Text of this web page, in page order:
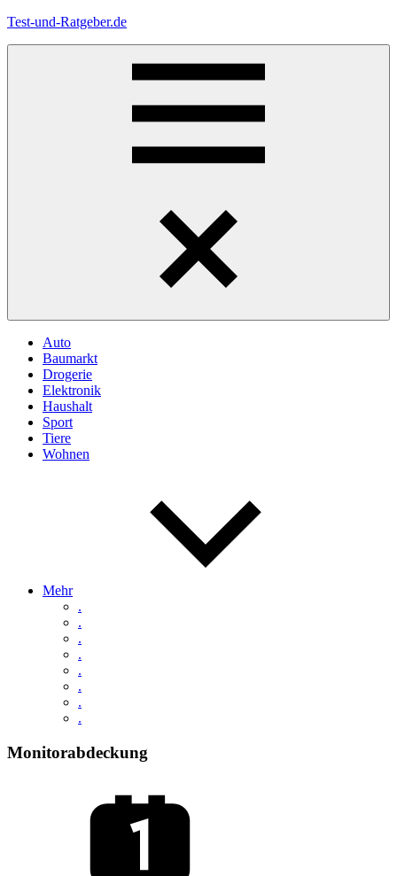
Zum
Test-und-Ratgeber.de
Auto
Baumarkt
Drogerie
Elektronik
Haushalt
Sport
Tiere
Wohnen
Mehr
.
.
.
.
.
.
.
.
Monitorabdeckung